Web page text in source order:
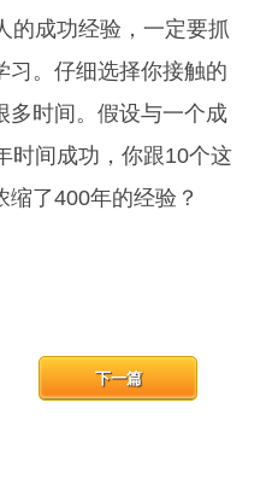
成功经验，一定要抓
习。仔细选择你接触的
多时间。假设与一个成
时间成功，你跟10个这
了400年的经验？
下一篇